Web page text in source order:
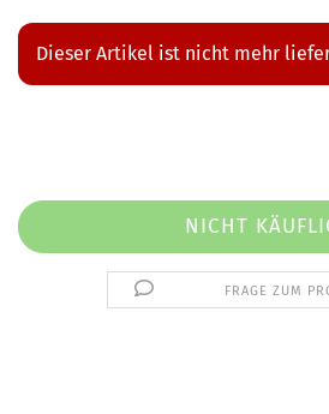
Dieser Artikel ist nicht mehr
FRAGE ZUM